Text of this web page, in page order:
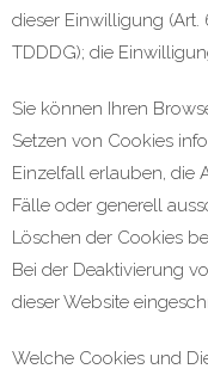
dieser Einwilligung (Art.
TDDDG); die
Sie können Ihren
Setzen von Cookies
Einzelfall erlauben, die
Fälle oder generell
Löschen der Cookies
Bei der Deaktivierung
dieser Website
Welche Cookies und